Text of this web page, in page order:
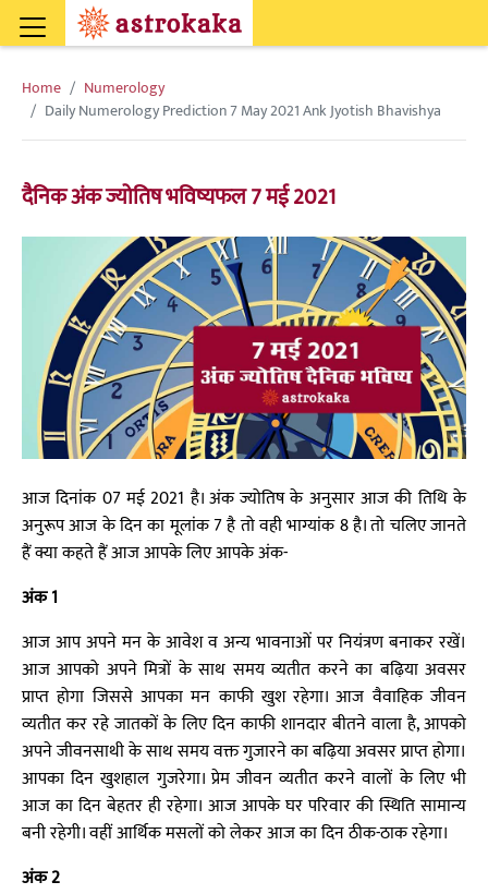
Home
Numerology
Daily Numerology Prediction 7 May 2021 Ank Jyotish Bhavishya
दैनिक अंक ज्योतिष भविष्यफल 7 मई 2021
आज दिनांक 07 मई 2021 है। अंक ज्योतिष के अनुसार आज की तिथि के
अनुरूप आज के दिन का मूलांक 7 है तो वही भाग्यांक 8 है। तो चलिए जानते
हैं क्या कहते हैं आज आपके लिए आपके अंक-
अंक 1
आज आप अपने मन के आवेश व अन्य भावनाओं पर नियंत्रण बनाकर रखें।
आज आपको अपने मित्रों के साथ समय व्यतीत करने का बढ़िया अवसर
प्राप्त होगा जिससे आपका मन काफी खुश रहेगा। आज वैवाहिक जीवन
व्यतीत कर रहे जातकों के लिए दिन काफी शानदार बीतने वाला है, आपको
अपने जीवनसाथी के साथ समय वक्त गुजारने का बढ़िया अवसर प्राप्त होगा।
आपका दिन खुशहाल गुजरेगा। प्रेम जीवन व्यतीत करने वालों के लिए भी
आज का दिन बेहतर ही रहेगा। आज आपके घर परिवार की स्थिति सामान्य
बनी रहेगी। वहीं आर्थिक मसलों को लेकर आज का दिन ठीक-ठाक रहेगा।
अंक 2